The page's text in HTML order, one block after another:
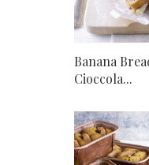
Banana
Cioccola...